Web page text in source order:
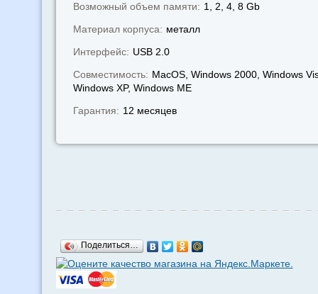
Возможный объем памяти: 1, 2, 4, 8 Gb
Материал корпуса: металл
Интерфейс: USB 2.0
Совместимость: MacOS, Windows 2000, Windows
Windows XP, Windows МЕ
Гарантия: 12 месяцев
Поделиться…